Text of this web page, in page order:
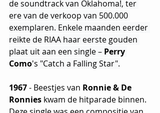
de soundtrack van Oklahoma!, ter
ere van de verkoop van 500.000
exemplaren. Enkele maanden eerder
reikte de RIAA haar eerste gouden
plaat uit aan een single – Perry
Como's "Catch a Falling Star".
1967 - Beestjes van Ronnie & De
Ronnies kwam de hitparade binnen.